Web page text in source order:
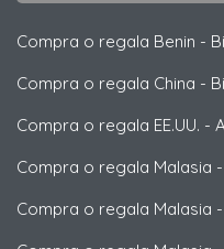
Compra o regala Benin -
Compra o regala China -
Compra o regala EE.UU. -
Compra o regala Malasia -
Compra o regala Malasia -